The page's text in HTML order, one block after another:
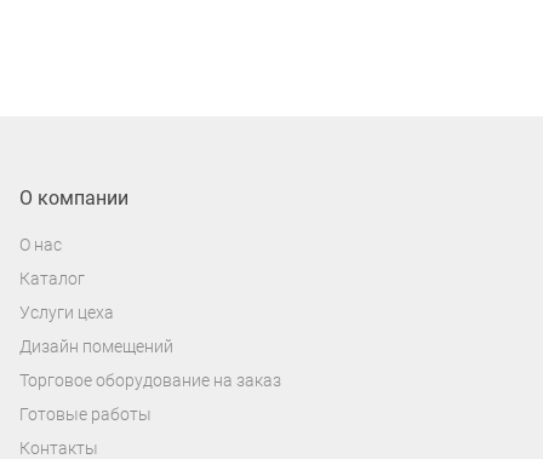
О компании
О нас
Каталог
Услуги цеха
Дизайн помещений
Торговое оборудование на заказ
Готовые работы
Контакты